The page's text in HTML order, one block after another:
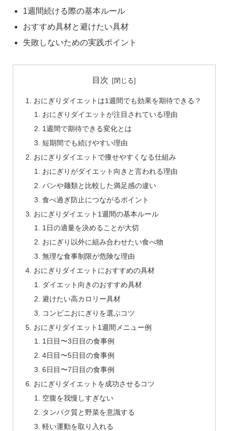
1週間続ける際の基本ルール
おすすめ具材と避けたい具材
失敗しないための実践ポイント
目次
おにぎりダイエットは1週間でも効果を期待できる？
おにぎりダイエットが注目されている理由
1週間で期待できる変化とは
短期間でも続けやすい理由
おにぎりダイエットで痩せやすくなる仕組み
おにぎりがダイエット向きと言われる理由
パンや麺類と比較した満足感の違い
食べ過ぎ防止につながるポイント
おにぎりダイエット1週間の基本ルール
1日の適量を決めることが大切
おにぎり以外に組み合わせたい食べ物
無理な食事制限が危険な理由
おにぎりダイエットにおすすめの具材
ダイエット向きのおすすめ具材
避けたい高カロリー具材
コンビニおにぎりを選ぶコツ
おにぎりダイエット1週間メニュー例
1日目〜3日目の食事例
4日目〜5日目の食事例
6日目〜7日目の食事例
おにぎりダイエットを成功させるコツ
空腹を我慢しすぎない
タンパク質と野菜を意識する
軽い運動を取り入れる